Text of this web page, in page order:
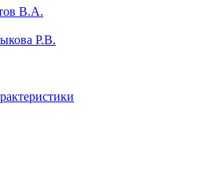
В.А.
Р.В.